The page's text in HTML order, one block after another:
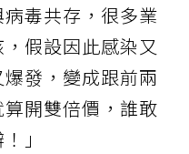
毒共存，很多業
假設因此感染又
發，變成跟前兩
開雙倍價，誰敢
」